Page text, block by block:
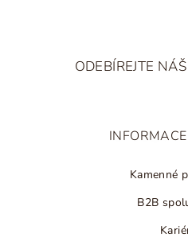
ODEBÍREJTE
Kamenné
B2B